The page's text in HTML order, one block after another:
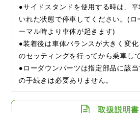
●サイドスタンドを使用する時は、
いれた状態で停車してください。(ロ
ーマル時より車体が起きます)
●装着後は車体バランスが大きく変
のセッティングを行ってから乗車し
●ローダウンパーツは指定部品に該
の手続きは必要ありません。
取扱説明書